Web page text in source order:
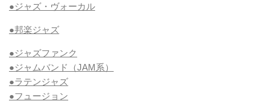
●ジャズ・ヴォーカル
●邦楽ジャズ
●ジャズファンク
●ジャムバンド（JAM系）
●ラテンジャズ
●フュージョン